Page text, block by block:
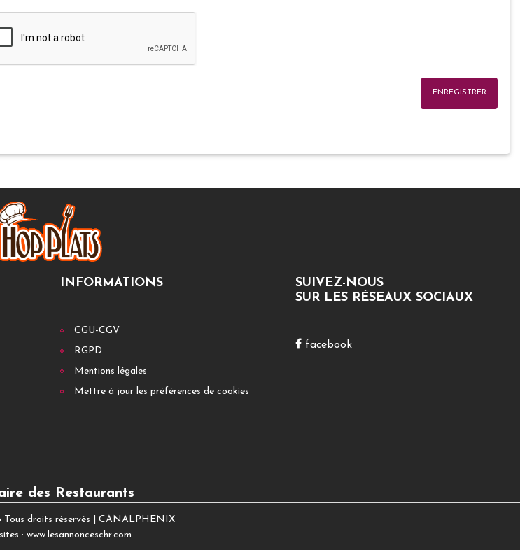
ENREGISTRER
INFORMATIONS
CGU-CGV
RGPD
Mentions légales
Mettre à jour les préférences de cookies
SUIVEZ-NOUS
SUR LES RÉSEAUX SOCIAUX
facebook
des Restaurants
Tous droits réservés | CANALPHENIX
: www.lesannonceschr.com